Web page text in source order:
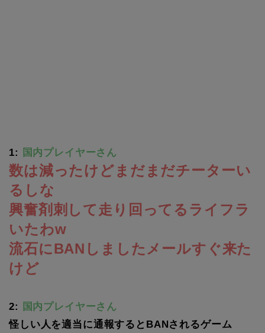
1: 国内プレイヤーさん
数は減ったけどまだまだチーターい
るしな
興奮剤刺して走り回ってるライフラ
いたわw
流石にBANしましたメールすぐ来た
けど
2:
国内プレイヤーさん
怪しい人を適当に通報するとBANされるゲーム